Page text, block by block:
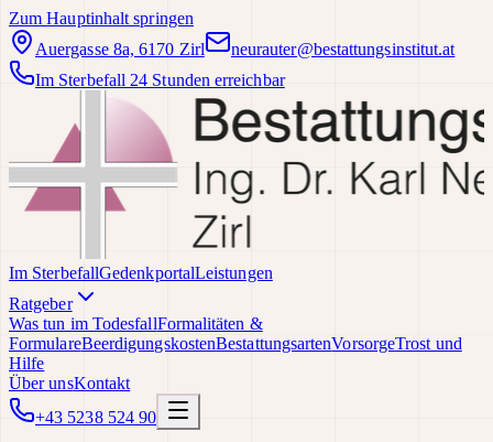
Zum Hauptinhalt springen
Auergasse 8a, 6170 Zirl
neurauter@bestattungsinstitut.at
Im Sterbefall 24 Stunden erreichbar
Im SterbefallGedenkportalLeistungen
Ratgeber
Was tun im TodesfallFormalitäten &
FormulareBeerdigungskostenBestattungsartenVorsorgeTrost und
Hilfe
Über unsKontakt
+43 5238 524 90